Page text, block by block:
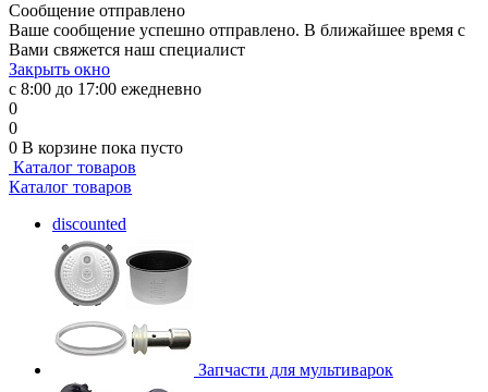
Сообщение отправлено
Ваше сообщение успешно отправлено. В ближайшее время с
Вами свяжется наш специалист
Закрыть окно
с 8:00 до 17:00 ежедневно
0
0
0 В корзине пока пусто
Каталог товаров
Каталог товаров
discounted
Запчасти для мультиварок